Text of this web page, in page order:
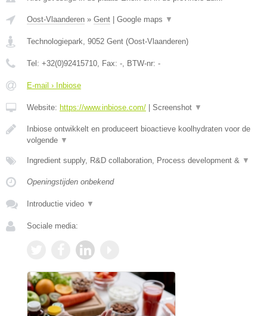
Oost-Vlaanderen » Gent Google maps ▼
Technologiepark, 9052 Gent (Oost-Vlaanderen)
Tel: +32(0)92415710, Fax: -, BTW-nr: -
E-mail › Inbiose
Website: https://www.inbiose.com/ Screenshot ▼
Inbiose ontwikkelt en produceert bioactieve koolhydraten voor de
volgende ▼
Ingredient supply, R&D collaboration, Process development & ▼
Openingstijden onbekend
Introductie video ▼
Sociale media: